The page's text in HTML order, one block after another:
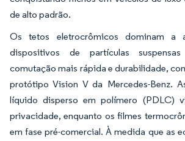
de alto padrão.
Os tetos eletrocrômicos dominam a
dispositivos de partículas
comutação mais rápida e durabilidade,
protótipo Vision V da Mercedes-Benz.
líquido disperso em polímero (PDLC)
privacidade, enquanto os filmes
em fase pré-comercial. À medida que as